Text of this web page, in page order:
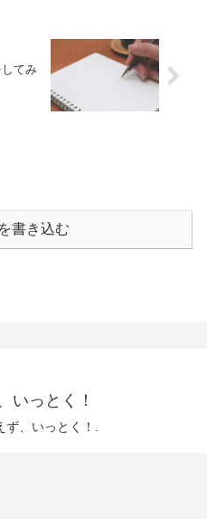
てみ
書き込む
いっとく！
ず、いっとく！.